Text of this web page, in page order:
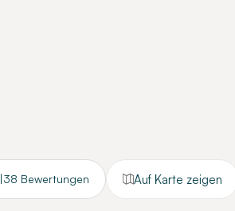
|38 Bewertungen Auf Karte zeigen